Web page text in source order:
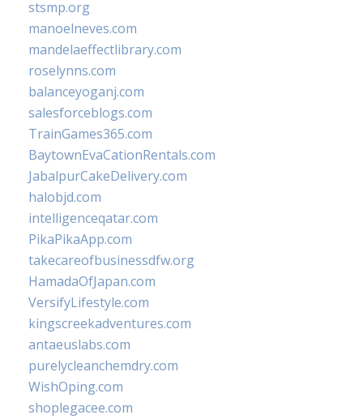
stsmp.org
manoelneves.com
mandelaeffectlibrary.com
roselynns.com
balanceyoganj.com
salesforceblogs.com
TrainGames365.com
BaytownEvaCationRentals.com
JabalpurCakeDelivery.com
halobjd.com
intelligenceqatar.com
PikaPikaApp.com
takecareofbusinessdfw.org
HamadaOfJapan.com
VersifyLifestyle.com
kingscreekadventures.com
antaeuslabs.com
purelycleanchemdry.com
WishOping.com
shoplegacee.com